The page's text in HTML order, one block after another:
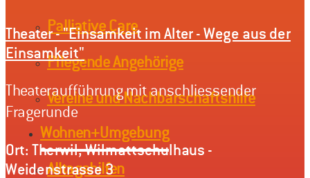
Palliative Care
Pflegende Angehörige
Vereine und Nachbarschaftshilfe
Wohnen+Umgebung
Alltagshilfen
Theater - "Einsamkeit im Alter - Wege aus der
Einsamkeit"
Theateraufführung mit anschliessender
Fragerunde
Ort: Therwil, Wilmattschulhaus -
Weidenstrasse 3